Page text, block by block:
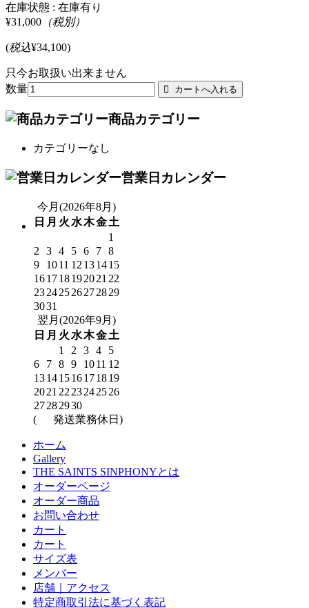
在庫状態 : 在庫有り
¥31,000 （税別）
(税込¥34,100)
只今お取扱い出来ません
数量
商品カテゴリー
カテゴリーなし
営業日カレンダー
今月(2026年8月)
日 月 火 水木金土
1
2
3 4 5 6 7 8
9
1011 12 131415
161718192021 22
23242526272829
3031
翌月(2026年9月)
日 月 火 水木金土
1
2 3 4
5
6
7 8 9 1011 12
13141516171819
2021 22 23242526
27282930
(
発送業務休日)
ホーム
Gallery
THE SAINTS SINPHONYとは
オーダーページ
オーダー商品
お問い合わせ
カート
カート
サイズ表
メンバー
店舗｜アクセス
特定商取引法に基づく表記